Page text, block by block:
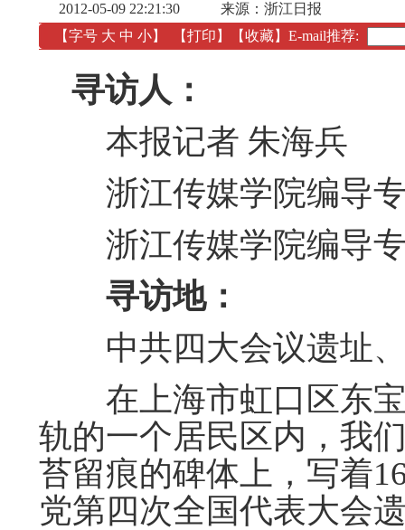
2012-05-09 22:21:30
来源：浙江日报
【字号 大 中 小】 【打印 】 【收藏】 E-mail推荐:
寻访人：
本报记者 朱海兵
浙江传媒学院编导专
浙江传媒学院编导专
寻访地：
中共四大会议遗址、
在上海市虹口区东宝
轨的一个居民区内，我
苔留痕的碑体上，写着
党第四次全国代表大会